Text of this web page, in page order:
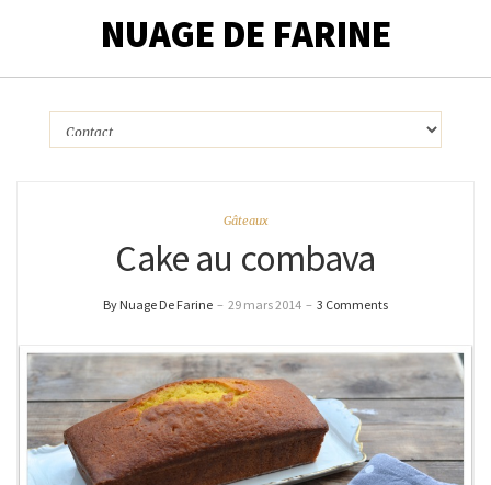
NUAGE DE FARINE
Gâteaux
Cake au combava
By Nuage De Farine – 29 mars 2014 – 3 Comments